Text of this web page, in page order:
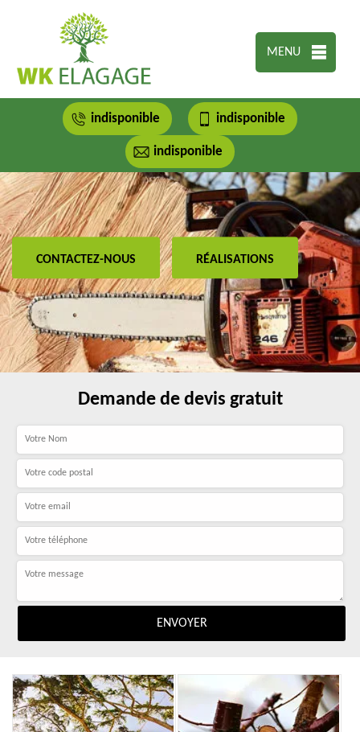
MENU
indisponible indisponible
indisponible
CONTACTEZ-NOUS RÉALISATIONS
Demande de devis gratuit